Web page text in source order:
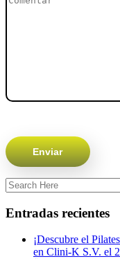
Entradas recientes
¡Descubre el
en Clini-K S.V. el